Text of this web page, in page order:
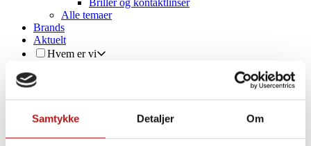
Samtykke Detaljer Om
Briller og kontaktlinser
Alle temaer
Brands
Aktuelt
Hvem er vi
Kontakt
Re-Circle
Book tid